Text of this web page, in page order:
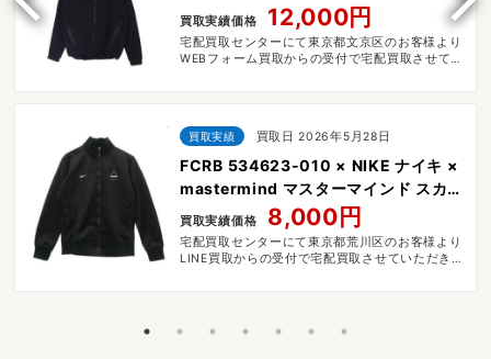
買取実績価格 12,000円
宅配買取センターにて東京都文京区のお客様より
WEBフォーム買取からの受付で宅配買取させてい
買取実績 買取日 2026年5月28日
FCRB 534623-010 × NIKE ナイキ ×
mastermind マスターマインド スカル
プリント ジャージ トラックジャケット
買取実績価格 8,000円
宅配買取センターにて東京都荒川区のお客様より
LINE買取からの受付で宅配買取させていただきま